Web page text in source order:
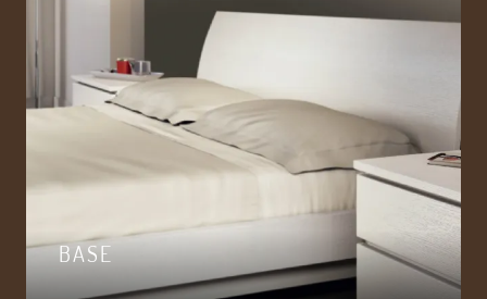
BASE